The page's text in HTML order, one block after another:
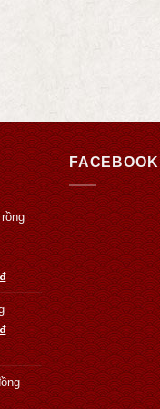
FACEBOOK